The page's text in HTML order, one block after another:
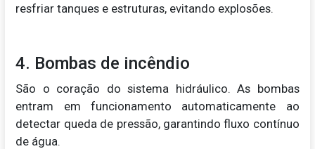
resfriar tanques e estruturas, evitando explosões.
4. Bombas de incêndio
São o coração do sistema hidráulico. As bombas
entram em funcionamento automaticamente ao
detectar queda de pressão, garantindo fluxo contínuo
de água.